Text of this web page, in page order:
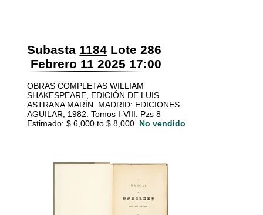
Subasta 1184 Lote 286
Febrero 11 2025 17:00
OBRAS COMPLETAS WILLIAM
SHAKESPEARE, EDICIÓN DE LUIS
ASTRANA MARÍN. MADRID: EDICIONES
AGUILAR, 1982. Tomos I-VIII. Pzs 8
Estimado: $ 6,000 to $ 8,000. No vendido